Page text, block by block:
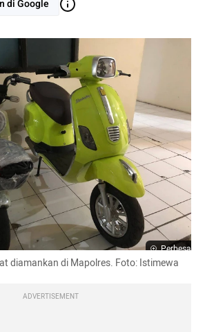
di Google
Perbesar
diamankan di Mapolres. Foto: Istimewa
ADVERTISEMENT